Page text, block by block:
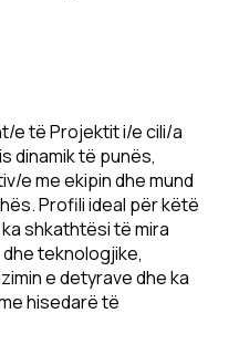
e të Projektit i/e cili/a
dinamik të punës,
e me ekipin dhe mund
Profili ideal për këtë
shkathtësi të mira
teknologjike,
e detyrave dhe ka
hisedarë të